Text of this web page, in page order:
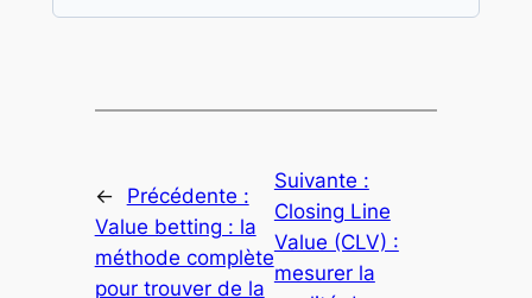
←
Précédente :
Value betting : la
méthode complète
pour trouver de la
Suivante :
Closing Line
Value (CLV) :
mesurer la